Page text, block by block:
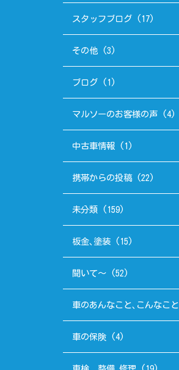
スタッフブログ(17)
その他(3)
ブログ(1)
マルソーのお客様の声(4)
中古車情報(1)
携帯からの投稿(22)
未分類 (159)
板金､塗装(15)
聞いて～(52)
車のあんなこと､こんなこと
車の保険(4)